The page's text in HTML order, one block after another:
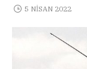
5 NISAN 2022